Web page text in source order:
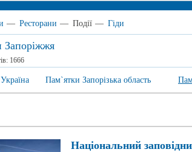
— Ресторани — Події — Гіди
Запоріжжя
1666
Пам`ятки Запорізька область
Національний